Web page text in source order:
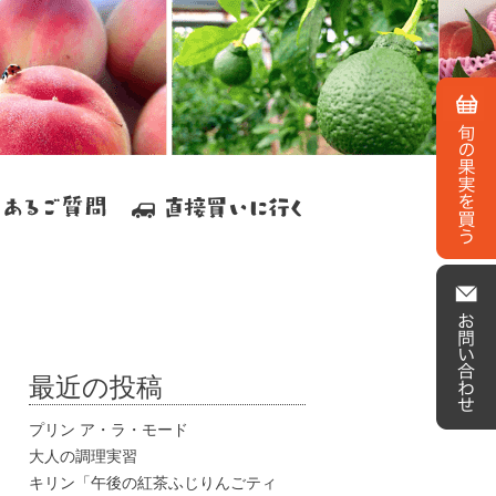
最近の投稿
プリン ア・ラ・モード
大人の調理実習
キリン「午後の紅茶ふじりんごティ